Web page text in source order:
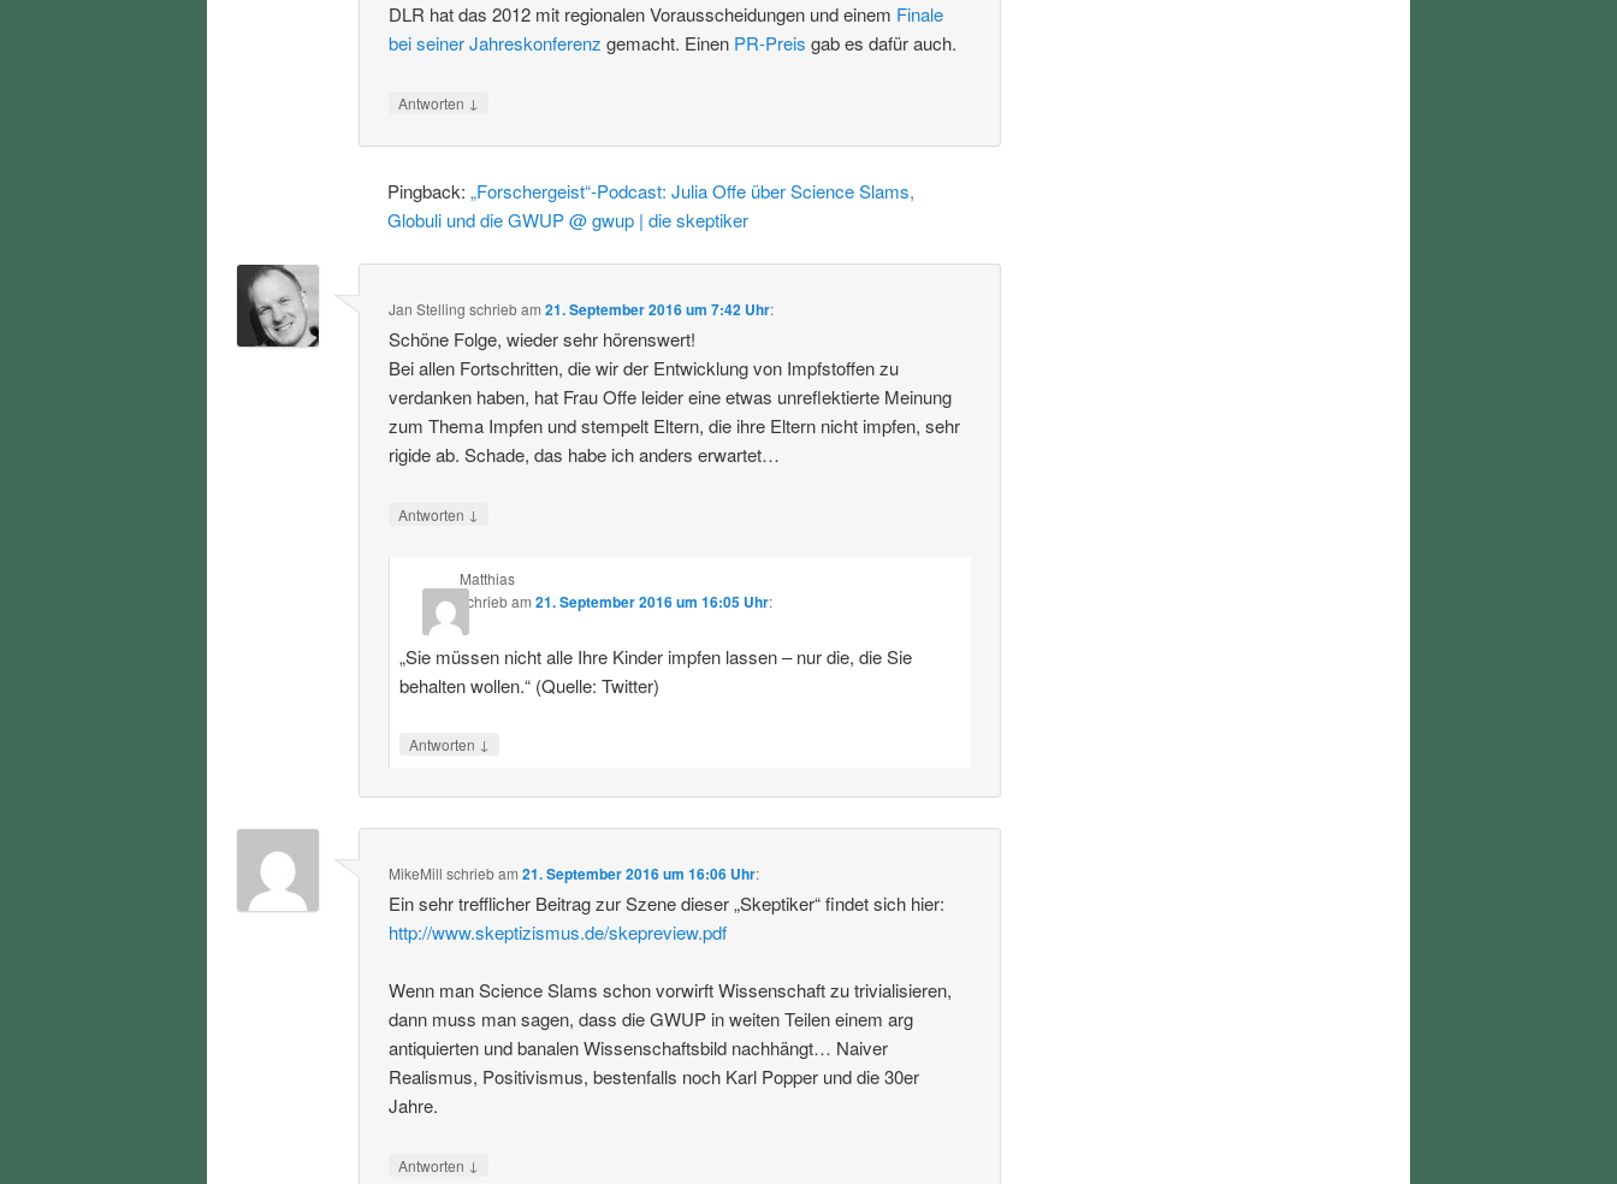
DLR hat das 2012 mit regionalen Vorausscheidungen und einem Finale
bei seiner Jahreskonferenz gemacht. Einen PR-Preis gab es dafür auch.
Antworten ↓
Pingback:„Forschergeist“-Podcast: Julia Offe über Science Slams,
Globuli und die GWUP @ gwup | die skeptiker
Jan Stelling schriebam21. September 2016 um 7:42 Uhr:
Schöne Folge, wieder sehr hörenswert!
Bei allen Fortschritten, die wir der Entwicklung von Impfstoffen zu
verdanken haben, hat Frau Offe leider eine etwas unreflektierte Meinung
zum Thema Impfen und stempelt Eltern, die ihre Eltern nicht impfen, sehr
rigide ab. Schade, das habe ich anders erwartet…
Antworten ↓
Matthias
schriebam 21. September 2016 um 16:05 Uhr:
„Sie müssen nicht alle Ihre Kinder impfen lassen – nur die, die Sie
behalten wollen.“ (Quelle: Twitter)
Antworten ↓
MikeMill schriebam21. September 2016 um 16:06 Uhr:
Ein sehr trefflicher Beitrag zur Szene dieser „Skeptiker“ findet sich hier:
http://www.skeptizismus.de/skepreview.pdf
Wenn man Science Slams schon vorwirft Wissenschaft zu trivialisieren,
dann muss man sagen, dass die GWUP in weiten Teilen einem arg
antiquierten und banalen Wissenschaftsbild nachhängt… Naiver
Realismus, Positivismus, bestenfalls noch Karl Popper und die 30er
Jahre.
Antworten ↓